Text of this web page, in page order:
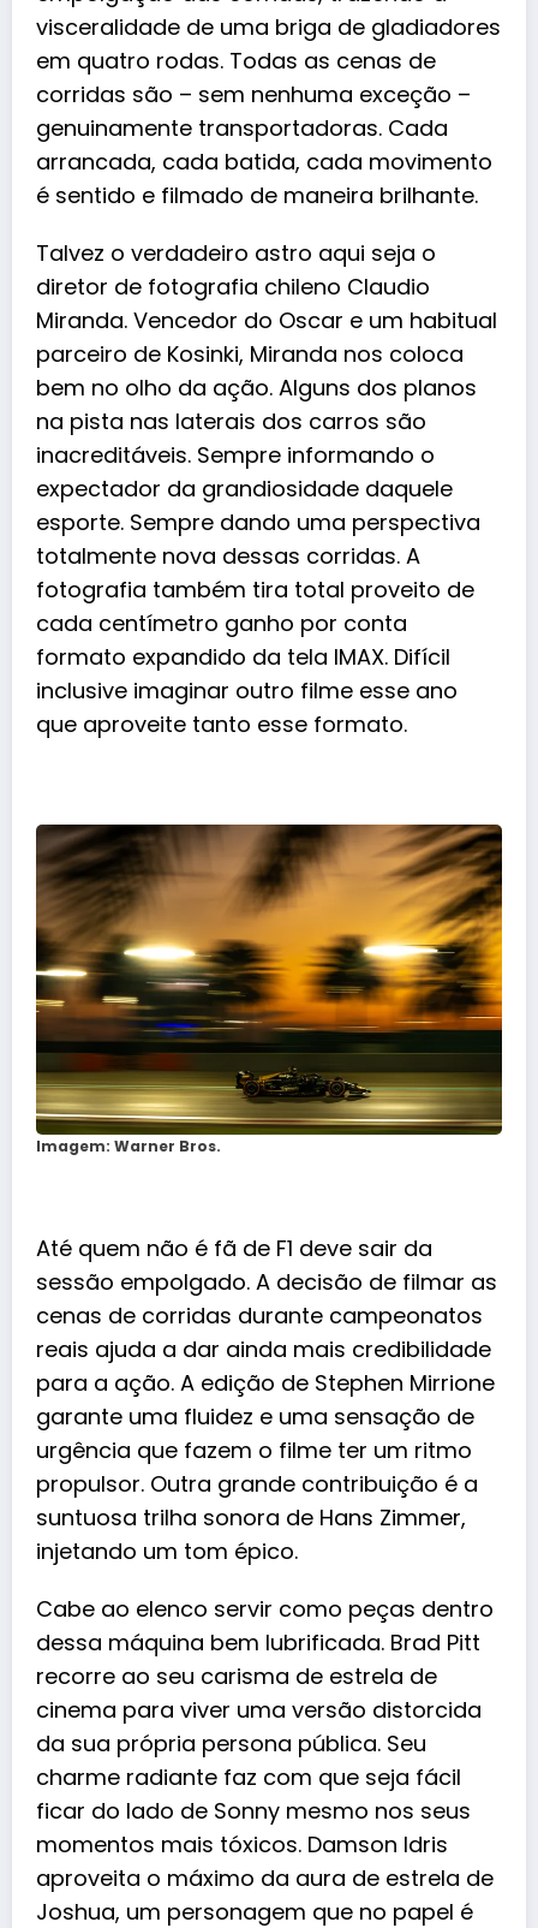
visceralidade de uma briga de gladiadores
em quatro rodas. Todas as cenas de
corridas são – sem nenhuma exceção –
genuinamente transportadoras. Cada
arrancada, cada batida, cada movimento
é sentido e filmado de maneira brilhante.
Talvez o verdadeiro astro aqui seja o
diretor de fotografia chileno Claudio
Miranda. Vencedor do Oscar e um habitual
parceiro de Kosinki, Miranda nos coloca
bem no olho da ação. Alguns dos planos
na pista nas laterais dos carros são
inacreditáveis. Sempre informando o
expectador da grandiosidade daquele
esporte. Sempre dando uma perspectiva
totalmente nova dessas corridas. A
fotografia também tira total proveito de
cada centímetro ganho por conta
formato expandido da tela IMAX. Difícil
inclusive imaginar outro filme esse ano
que aproveite tanto esse formato.
Imagem: Warner Bros.
Até quem não é fã de F1 deve sair da
sessão empolgado. A decisão de filmar as
cenas de corridas durante campeonatos
reais ajuda a dar ainda mais credibilidade
para a ação. A edição de Stephen Mirrione
garante uma fluidez e uma sensação de
urgência que fazem o filme ter um ritmo
propulsor. Outra grande contribuição é a
suntuosa trilha sonora de Hans Zimmer,
injetando um tom épico.
Cabe ao elenco servir como peças dentro
dessa máquina bem lubrificada. Brad Pitt
recorre ao seu carisma de estrela de
cinema para viver uma versão distorcida
da sua própria persona pública. Seu
charme radiante faz com que seja fácil
ficar do lado de Sonny mesmo nos seus
momentos mais tóxicos. Damson Idris
aproveita o máximo da aura de estrela de
Joshua, um personagem que no papel é